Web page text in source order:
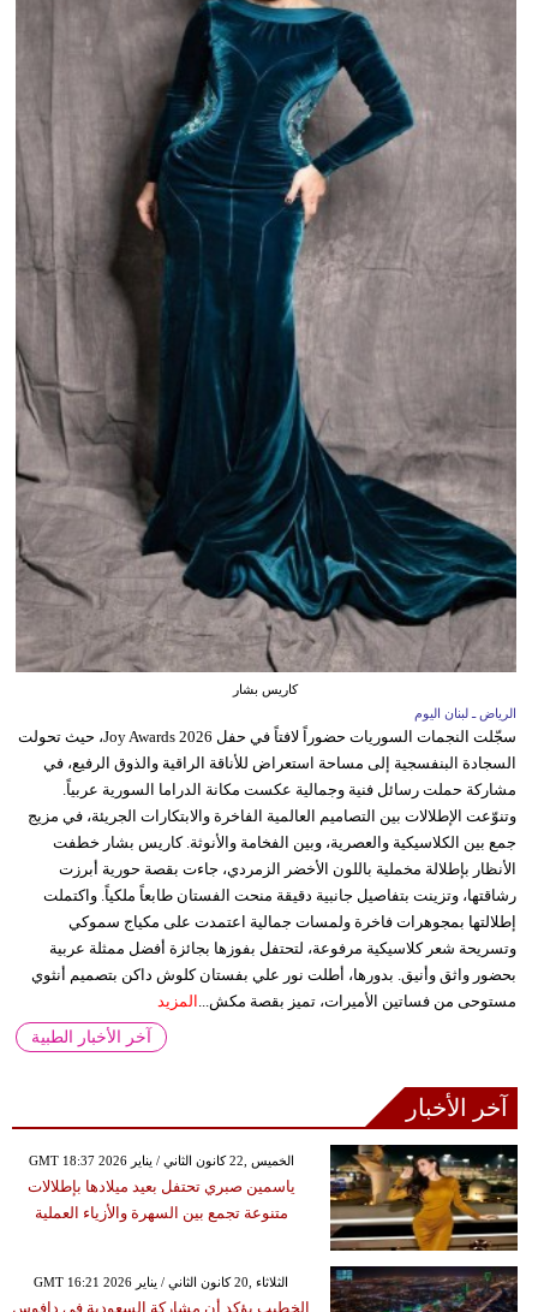
كاريس بشار
الرياض ـ لبنان اليوم
سجّلت النجمات السوريات حضوراً لافتاً في حفل Joy Awards 2026، حيث تحولت
السجادة البنفسجية إلى مساحة استعراض للأناقة الراقية والذوق الرفيع، في
مشاركة حملت رسائل فنية وجمالية عكست مكانة الدراما السورية عربياً.
وتنوّعت الإطلالات بين التصاميم العالمية الفاخرة والابتكارات الجريئة، في مزيج
جمع بين الكلاسيكية والعصرية، وبين الفخامة والأنوثة. كاريس بشار خطفت
الأنظار بإطلالة مخملية باللون الأخضر الزمردي، جاءت بقصة حورية أبرزت
رشاقتها، وتزينت بتفاصيل جانبية دقيقة منحت الفستان طابعاً ملكياً. واكتملت
إطلالتها بمجوهرات فاخرة ولمسات جمالية اعتمدت على مكياج سموكي
وتسريحة شعر كلاسيكية مرفوعة، لتحتفل بفوزها بجائزة أفضل ممثلة عربية
بحضور واثق وأنيق. بدورها، أطلت نور علي بفستان كلوش داكن بتصميم أنثوي
مستوحى من فساتين الأميرات، تميز بقصة مكش... المزيد
آخر الأخبار الطبية
آخر الأخبار
GMT 18:37 2026 الخميس ,22 كانون الثاني / يناير
ياسمين صبري تحتفل بعيد ميلادها بإطلالات
متنوعة تجمع بين السهرة والأزياء العملية
GMT 16:21 2026 الثلاثاء ,20 كانون الثاني / يناير
الخطيب يؤكد أن مشاركة السعودية في دافوس